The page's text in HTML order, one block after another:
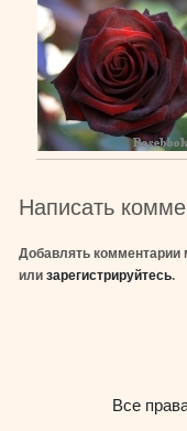
Написать
Добавлять комментарии
или зарегистрируйтесь.
Все